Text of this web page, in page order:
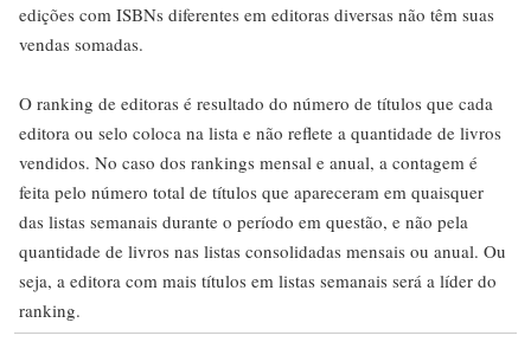
edições com ISBNs diferentes em editoras diversas não têm suas
vendas somadas.
O ranking de editoras é resultado do número de títulos que cada
editora ou selo coloca na lista e não reflete a quantidade de livros
vendidos. No caso dos rankings mensal e anual, a contagem é
feita pelo número total de títulos que apareceram em quaisquer
das listas semanais durante o período em questão, e não pela
quantidade de livros nas listas consolidadas mensais ou anual. Ou
seja, a editora com mais títulos em listas semanais será a líder do
ranking.